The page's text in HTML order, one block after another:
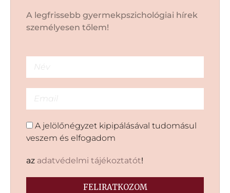
A legfrissebb gyermekpszichológiai hírek
személyesen tőlem!
A jelölőnégyzet kipipálásával tudomásul
veszem és elfogadom
az adatvédelmi tájékoztatót!
FELIRATKOZOM